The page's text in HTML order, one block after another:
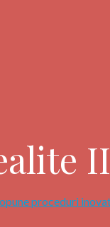
II
proceduri